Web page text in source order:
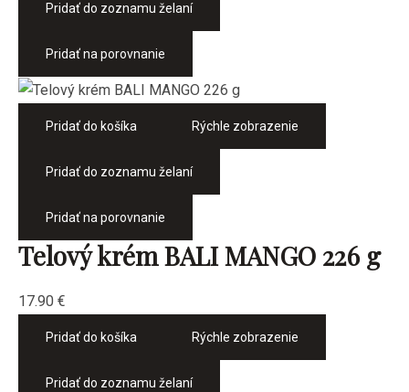
Pridať do zoznamu želaní
Pridať na porovnanie
Pridať do košíka Rýchle zobrazenie
Pridať do zoznamu želaní
Pridať na porovnanie
Telový krém BALI MANGO 226 g
17.90 €
Pridať do košíka Rýchle zobrazenie
Pridať do zoznamu želaní